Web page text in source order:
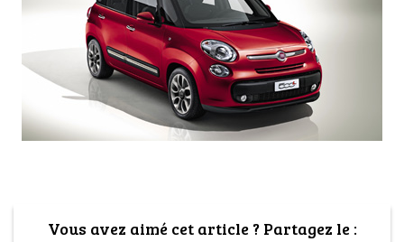
Vous avez aimé cet article ? Partagez le :